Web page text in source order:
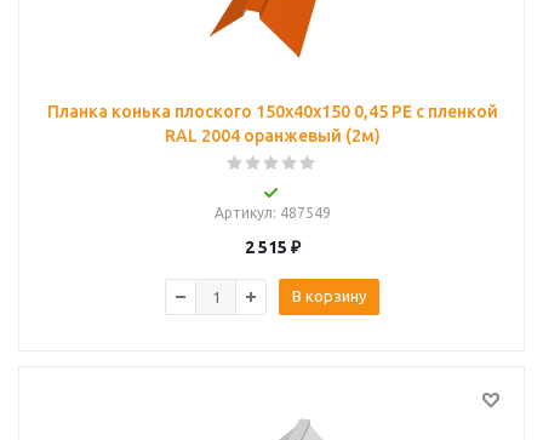
Планка конька плоского 150х40х150 0,45 PE с пленкой
RAL 2004 оранжевый (2м)
Артикул: 487549
2 515 ₽
В корзину